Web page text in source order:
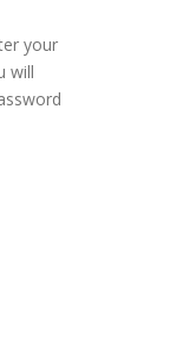
your
will